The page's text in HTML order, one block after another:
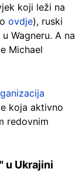
koji leži na
ovdje), ruski
Wagneru. A na
Michael
koja aktivno
redovnim
u Ukrajini